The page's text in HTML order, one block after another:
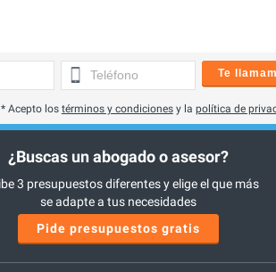
Te
* Acepto los términos y condicionesy la política de
¿Buscas un abogado o asesor?
3 presupuestos diferentes y elige el que más
se adapte a tus necesidades
Pide presupuestos gratis